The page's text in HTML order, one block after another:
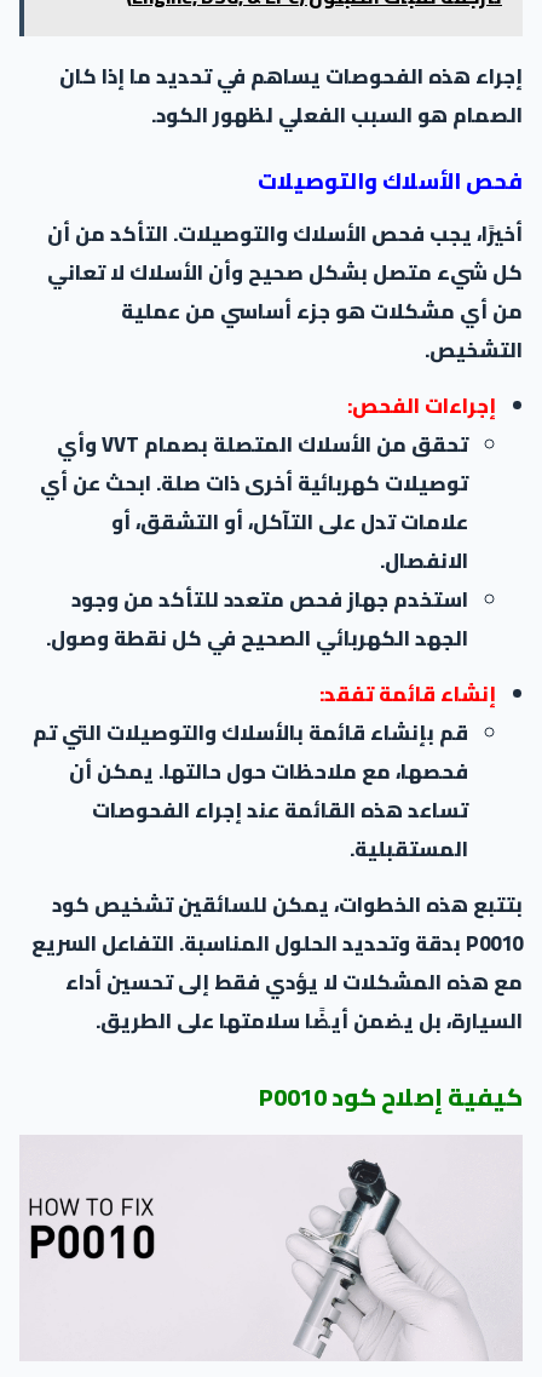
إجراء هذه الفحوصات يساهم في تحديد ما إذا كان
الصمام هو السبب الفعلي لظهور الكود.
فحص الأسلاك والتوصيلات
أخيرًا، يجب فحص الأسلاك والتوصيلات. التأكد من أن
كل شيء متصل بشكل صحيح وأن الأسلاك لا تعاني
من أي مشكلات هو جزء أساسي من عملية
التشخيص.
إجراءات الفحص:
تحقق من الأسلاك المتصلة بصمام VVT وأي
توصيلات كهربائية أخرى ذات صلة. ابحث عن أي
علامات تدل على التآكل، أو التشقق، أو
الانفصال.
استخدم جهاز فحص متعدد للتأكد من وجود
الجهد الكهربائي الصحيح في كل نقطة وصول.
إنشاء قائمة تفقد:
قم بإنشاء قائمة بالأسلاك والتوصيلات التي تم
فحصها، مع ملاحظات حول حالتها. يمكن أن
تساعد هذه القائمة عند إجراء الفحوصات
المستقبلية.
بتتبع هذه الخطوات، يمكن للسائقين تشخيص كود
P0010 بدقة وتحديد الحلول المناسبة. التفاعل السريع
مع هذه المشكلات لا يؤدي فقط إلى تحسين أداء
السيارة، بل يضمن أيضًا سلامتها على الطريق.
كيفية إصلاح كود P0010